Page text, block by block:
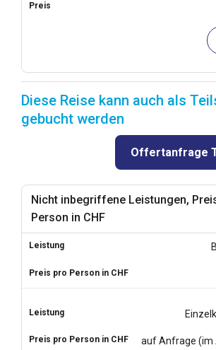
Diese Reise kann auch als
gebucht werden
Offertanfrage
Nicht inbegriffene Leistungen,
Person in CHF
auf Anfrage (im